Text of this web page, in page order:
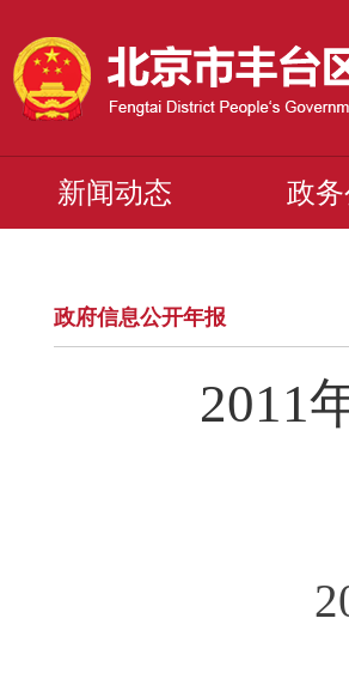
新闻动态 政
政府信息公开年报
2011